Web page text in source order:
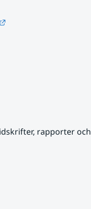
rapporter och